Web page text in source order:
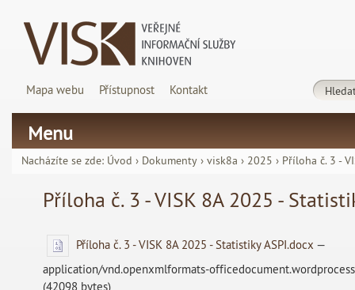
Mapa webu Přístupnost Kontakt
Menu
Nacházíte se zde: Úvod › Dokumenty › visk8a › 2025 › Příloha č. 3 -
Příloha č. 3 - VISK 8A 2025 -
Příloha č. 3 - VISK 8A 2025 - Statistiky ASPI.docx —
application/vnd.openxmlformats-
(42098 bytes)